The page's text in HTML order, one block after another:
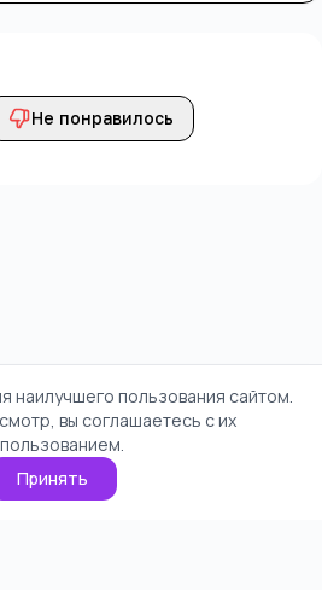
Не понравилось
наилучшего пользования сайтом.
вы соглашаетесь с их
Принять